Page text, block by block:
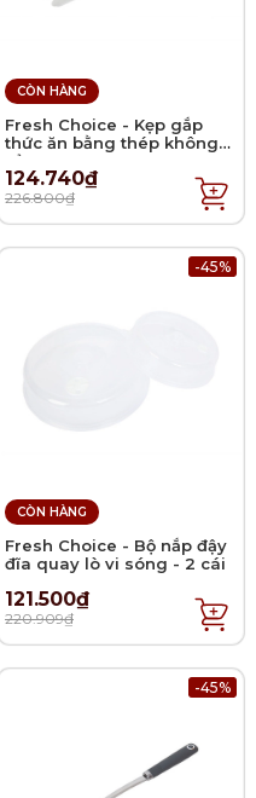
CÒN HÀNG
Fresh Choice - Kẹp gắp
thức ăn bằng thép không
124.740₫
226.800₫
-45%
CÒN HÀNG
Fresh Choice - Bộ nắp đậy
đĩa quay lò vi sóng - 2 cái
121.500₫
220.909₫
-45%